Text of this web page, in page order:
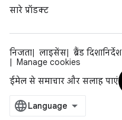
सारे प्रॉडक्ट
निजता लाइसेंस ब्रैंड दिशानिर्देश
Manage cookies
ईमेल से समाचार और सलाह पाएं